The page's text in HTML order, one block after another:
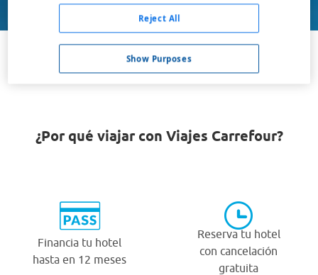
Buscar
VER TODOS LOS HOTELES BARATOS EN WHITE PLAINS
¿Por qué viajar con Viajes Carrefour?
Financia tu hotel
hasta en 12 meses
Reserva tu hotel
con cancelación
gratuita
Show Purposes
Reject All